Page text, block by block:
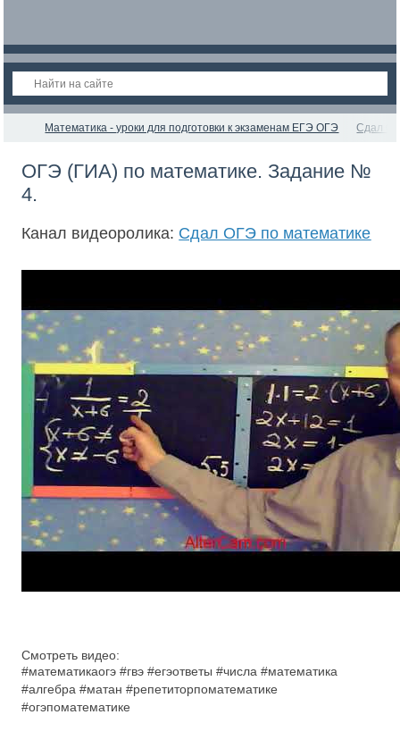
Математика - уроки для подготовки к экзаменам ЕГЭ ОГЭ Сдал
ОГЭ (ГИА) по математике. Задание №
4.
Канал видеоролика: Сдал ОГЭ по математике
Смотреть видео:
#математикаогэ #гвэ #егэответы #числа #математика
#алгебра #матан #репетиторпоматематике
#огэпоматематике